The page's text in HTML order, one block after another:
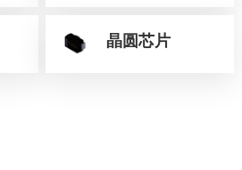
晶圆芯片